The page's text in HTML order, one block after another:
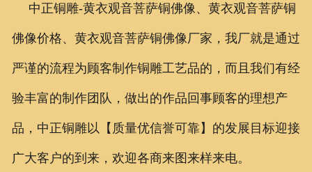
中正铜雕-黄衣观音菩萨铜佛像、 黄衣观音菩萨铜
佛像价格、 黄衣观音菩萨铜佛像厂家 ，我厂就是通过
严谨的流程为顾客制作铜雕工艺品的，而且我们有经
验丰富的制作团队，做出的作品回事顾客的理想产
品，中正铜雕以【质量优信誉可靠】的发展目标迎接
广大客户的到来，欢迎各商来图来样来电。